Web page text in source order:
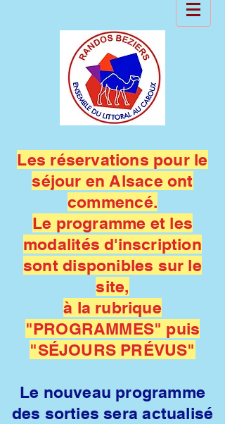
Les réservations pour le
séjour en Alsace ont
commencé.
Le programme et les
modalités d'inscription
sont disponibles sur le
site,
à la rubrique
"PROGRAMMES" puis
"SÉJOURS PRÉVUS"
Le nouveau programme
des sorties sera actualisé